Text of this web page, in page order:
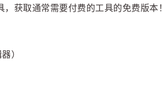
获取通常需要付费的工具的免费版本！
）